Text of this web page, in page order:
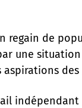
de
une